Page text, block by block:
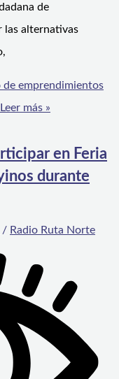
de
las alternativas
de emprendimientos
Leer más »
en Feria
durante
/ Radio Ruta Norte